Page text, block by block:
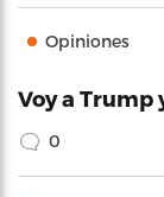
Opiniones
Voy a Trump
0